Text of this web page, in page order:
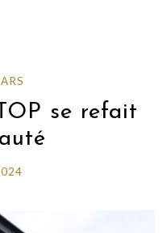
se refait